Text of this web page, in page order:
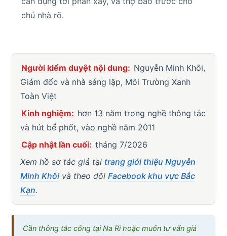
chủ nhà rõ.
Người kiểm duyệt nội dung: Nguyễn Minh Khôi,
Giám đốc và nhà sáng lập, Môi Trường Xanh
Toàn Việt
Kinh nghiệm: hơn 13 năm trong nghề thông tắc
và hút bể phốt, vào nghề năm 2011
Cập nhật lần cuối: tháng 7/2026
Xem hồ sơ tác giả tại trang giới thiệu Nguyễn
Minh Khôi và theo dõi Facebook khu vực Bắc
Kạn.
Cần thông tắc cống tại Na Rì hoặc muốn tư vấn giá